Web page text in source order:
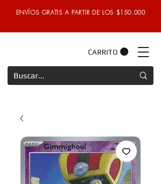
ENVÍOS GRATIS A PARTIR DE LOS $150.000
CARRITO